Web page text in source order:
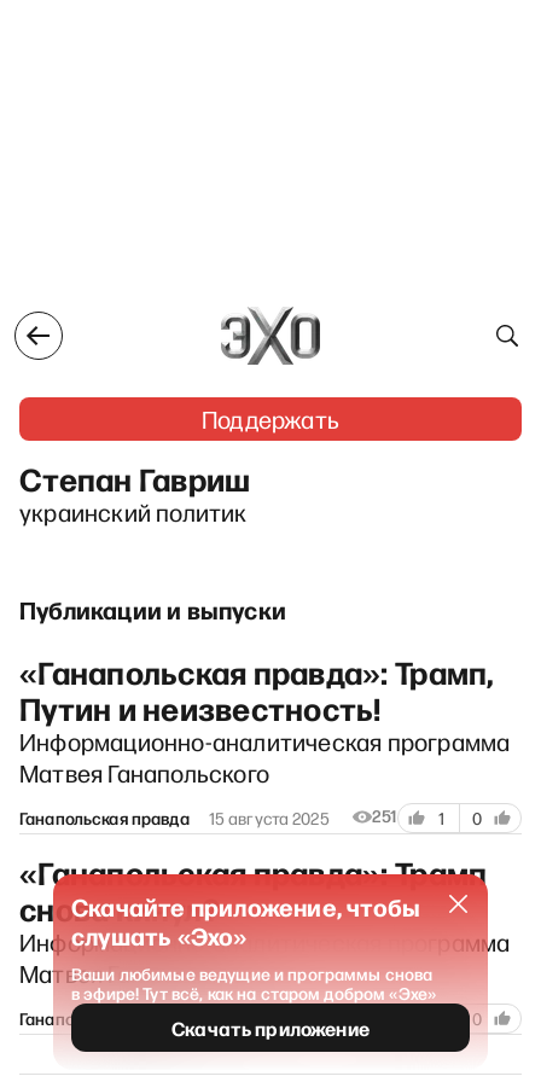
Поддержать
Степан Гавриш
украинский политик
Публикации и выпуски
«Ганапольская правда»: Трамп,
Путин и неизвестность!
Информационно-аналитическая программа
Матвея Ганапольского
Ганапольская правда 15 августа 2025 251 1 0
«Ганапольская правда»: Трамп
снова кинул?
Информационно-аналитическая программа
Матвея Ганапольского
Ганапольская правда 0
Скачайте приложение, чтобы
слушать «Эхо»
Ваши любимые ведущие и программы снова
в эфире! Тут всё, как на старом добром «Эхе»
Скачать приложение